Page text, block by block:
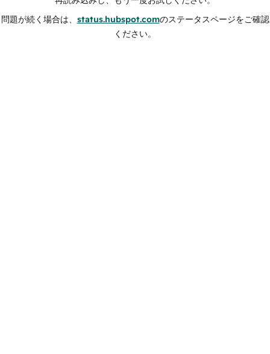
問題が続く場合は、 status.hubspot.comのステータスページをご確認
ください。